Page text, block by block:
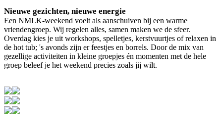
Nieuwe gezichten, nieuwe energie
Een NMLK-weekend voelt als aanschuiven bij een warme
vriendengroep. Wij regelen alles, samen maken we de sfeer.
Overdag kies je uit workshops, spelletjes, kerstvuurtjes of relaxen in
de hot tub; 's avonds zijn er feestjes en borrels. Door de mix van
gezellige activiteiten in kleine groepjes én momenten met de hele
groep beleef je het weekend precies zoals jij wilt.